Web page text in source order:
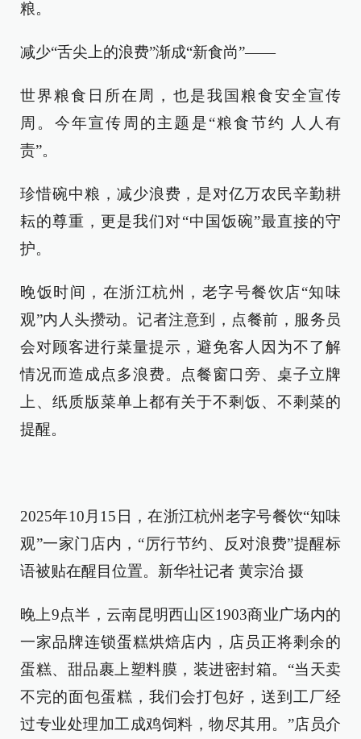
粮。
减少“舌尖上的浪费”渐成“新食尚”——
世界粮食日所在周，也是我国粮食安全宣传
周。今年宣传周的主题是“粮食节约 人人有
责”。
珍惜碗中粮，减少浪费，是对亿万农民辛勤耕
耘的尊重，更是我们对“中国饭碗”最直接的守
护。
晚饭时间，在浙江杭州，老字号餐饮店“知味
观”内人头攒动。记者注意到，点餐前，服务员
会对顾客进行菜量提示，避免客人因为不了解
情况而造成点多浪费。点餐窗口旁、桌子立牌
上、纸质版菜单上都有关于不剩饭、不剩菜的
提醒。
2025年10月15日，在浙江杭州老字号餐饮“知味
观”一家门店内，“厉行节约、反对浪费”提醒标
语被贴在醒目位置。新华社记者 黄宗治 摄
晚上9点半，云南昆明西山区1903商业广场内的
一家品牌连锁蛋糕烘焙店内，店员正将剩余的
蛋糕、甜品裹上塑料膜，装进密封箱。“当天卖
不完的面包蛋糕，我们会打包好，送到工厂经
过专业处理加工成鸡饲料，物尽其用。”店员介